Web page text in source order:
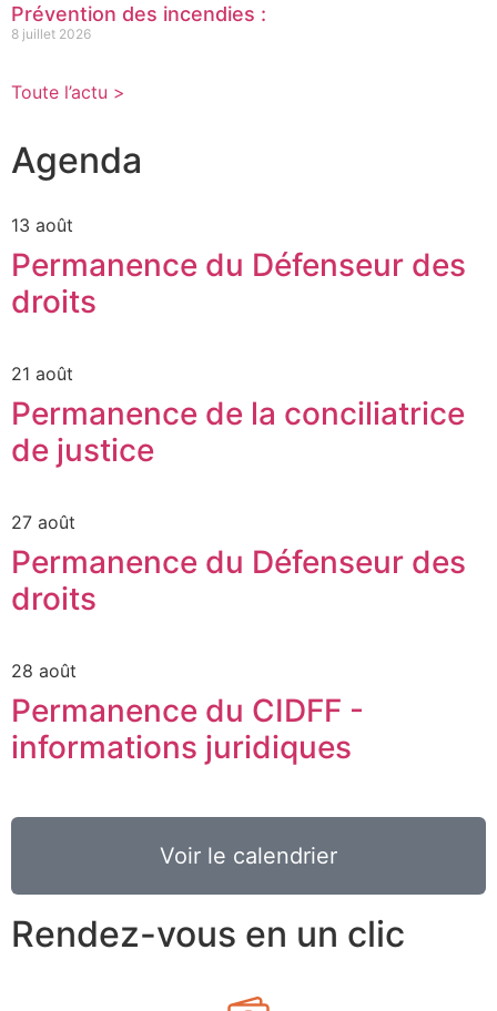
Prévention des incendies :
8 juillet 2026
Toute l’actu >
Agenda
13 août
Permanence du Défenseur des
droits
21 août
Permanence de la conciliatrice
de justice
27 août
Permanence du Défenseur des
droits
28 août
Permanence du CIDFF -
informations juridiques
Voir le calendrier
Rendez-vous en un clic